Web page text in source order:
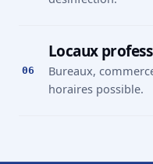
06
Locaux
Bureaux,
horaires possible.